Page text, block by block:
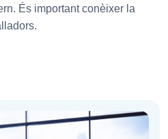
És important conèixer la